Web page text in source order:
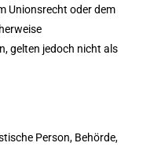
Unionsrecht oder dem
gelten jedoch nicht als
Person, Behörde,